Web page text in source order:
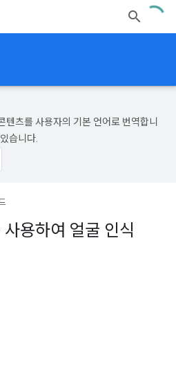
츠를 사용자의 기본 언어로 번역합니
습니다.
용하여 얼굴 인식